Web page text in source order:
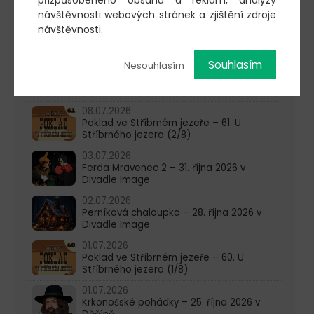
22.07.2026
Poklad ve Stříbrném jezeře – 63. U
15.07.2026
Poklad ve Stříbrném jezeře – 62. U
08.07.2026
Poklad ve Stříbrném jezeře – 61. U
Stříbrného jezera (2/8)
03.07.2026
Ferda Mravenec 2 – 31. října 2026 v
Divadle Image
02.07.2026
Perníková chaloupka – 28. října 2026 v
Divadle Image
01.07.2026
Poklad ve Stříbrném jezeře – 60. U
Stříbrného jezera (1/8)
01.07.2026
Krkonošské pohádky – 25. října 2026 v
návštěvnosti webových stránek a zjištění zdroje
návštěvnosti.
Nesouhlasím Souhlasím